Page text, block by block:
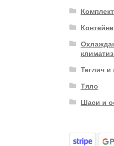
Теглич
Тяло
Шаси и